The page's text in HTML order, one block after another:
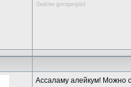
Люблю govzpeople)
Ассаламу алейкум! Можно